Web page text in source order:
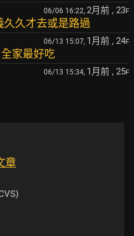
06/06 16:22, 2月前 , 23F
久才去或是路過
06/13 15:07, 1月前 , 24F
家最好吃
06/13 15:34, 1月前 , 25F
章